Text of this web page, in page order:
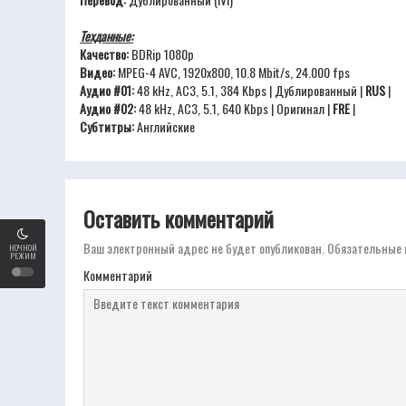
НОЧНОЙ
РЕЖИМ
Техданные:
Качество:BDRip 1080p
Видео:MPEG-4 AVC, 1920x800, 10.8 Mbit/s, 24.000 fps
Аудио #01:48 kHz, AC3, 5.1, 384 Kbps | Дублированный |RUS|
Аудио #02:48 kHz, AC3, 5.1, 640 Kbps | Оригинал |FRE|
Субтитры:Английские
Оставить комментарий
Ваш электронный адрес не будет опубликован. Обязательные
Комментарий